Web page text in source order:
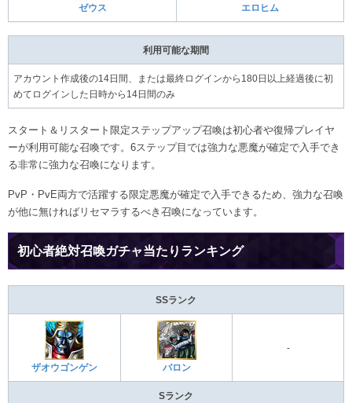
ゼウス エロヒム
利用可能な期間
アカウント作成後の14日間、または最終ログインから180日以上経過後に初
めてログインした日時から14日間のみ
スタート＆リスタート限定ステップアップ召喚は初心者や復帰プレイヤ
ーが利用可能な召喚です。6ステップ目では強力な悪魔が確定で入手でき
る非常に強力な召喚になります。
PvP・PvE両方で活躍する限定悪魔が確定で入手できるため、強力な召喚
が他に無ければリセマラするべき召喚になっています。
初心者絶対召喚ガチャ当たりランキング
SSランク
ザオウゴンゲン バロン
-
Sランク